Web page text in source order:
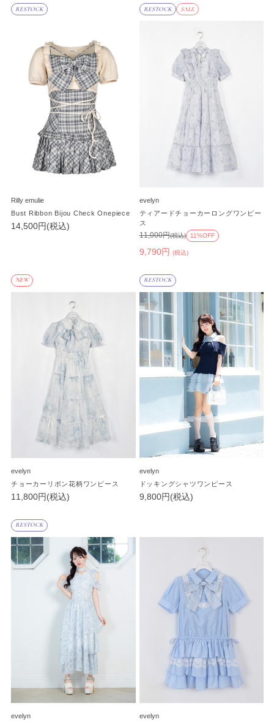
RESTOCK
Rilly emulie
Bust Ribbon Bijou Check Onepiece
14,500円(税込)
RESTOCK SALE
evelyn
ティアードチョーカーロングワンピー
ス
9,790円 (税込)
11,000円(税込) 11%OFF
NEW
evelyn
チョーカーリボン花柄ワンピース
11,800円(税込)
RESTOCK
evelyn
ドッキングシャツワンピース
9,800円(税込)
RESTOCK
evelyn
evelyn